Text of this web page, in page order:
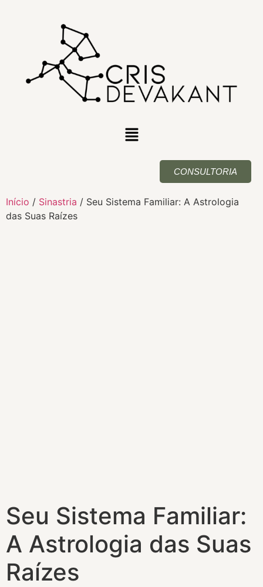
CONSULTORIA
Início / Sinastria / Seu Sistema Familiar: A Astrologia
das Suas Raízes
Seu Sistema Familiar:
A Astrologia das Suas
Raízes